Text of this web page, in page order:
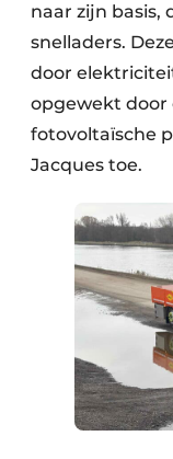
naar zijn basis,
snelladers.
door
opgewekt door
fotovoltaïsche
Jacques toe.